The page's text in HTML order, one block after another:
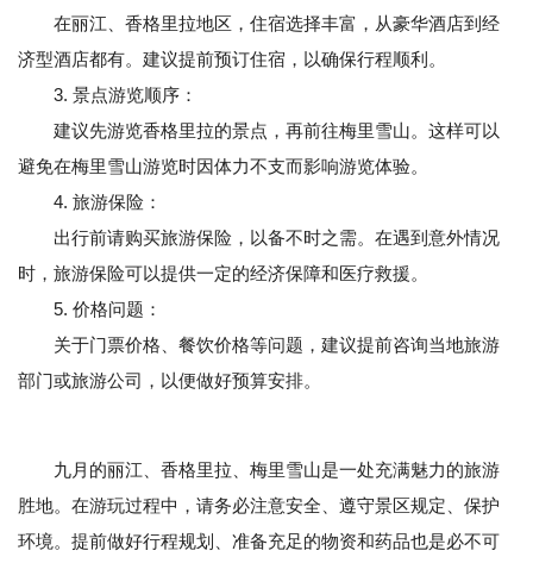
在丽江、香格里拉地区，住宿选择丰富，从豪华酒店到经
济型酒店都有。建议提前预订住宿，以确保行程顺利。
3. 景点游览顺序：
建议先游览香格里拉的景点，再前往梅里雪山。这样可以
避免在梅里雪山游览时因体力不支而影响游览体验。
4. 旅游保险：
出行前请购买旅游保险，以备不时之需。在遇到意外情况
时，旅游保险可以提供一定的经济保障和医疗救援。
5. 价格问题：
关于门票价格、餐饮价格等问题，建议提前咨询当地旅游
部门或旅游公司，以便做好预算安排。
九月的丽江、香格里拉、梅里雪山是一处充满魅力的旅游
胜地。在游玩过程中，请务必注意安全、遵守景区规定、保护
环境。提前做好行程规划、准备充足的物资和药品也是必不可